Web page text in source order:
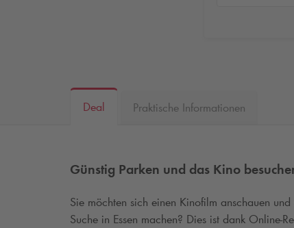
Deal Praktische Informationen
Günstig Parken und das Kino
Sie möchten sich einen Kinofilm anschauen
Suche in Essen machen? Dies ist dank Online-